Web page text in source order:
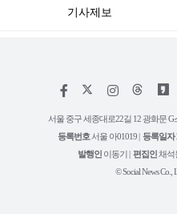
기사제보
페
스
인
타
램
서울 중구 세종대로22길 12 광화문 G
등록번호 서울 아01019 | 등록일자
발행인 이동기 | 편집인채석
© Social News Co.,